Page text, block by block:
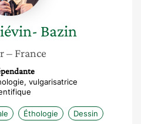
Bazin
– France
vulgarisatrice
Éthologie Dessin